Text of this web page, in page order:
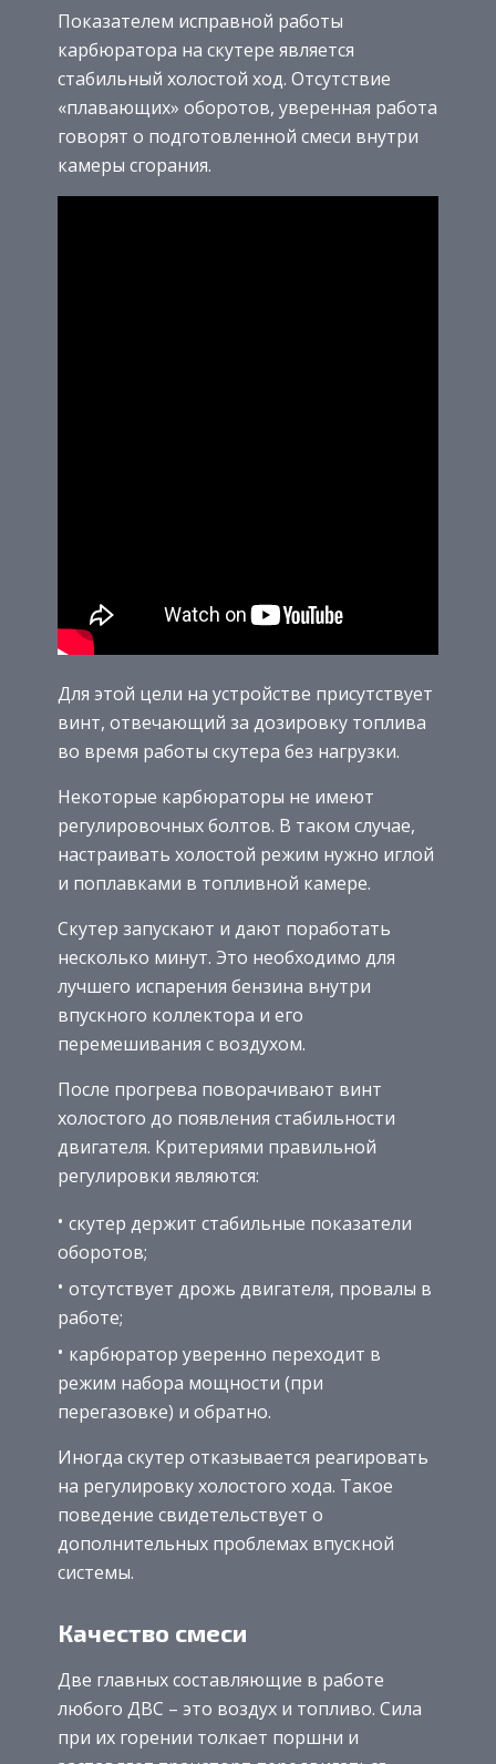
Показателем исправной работы
карбюратора на скутере является
стабильный холостой ход. Отсутствие
«плавающих» оборотов, уверенная работа
говорят о подготовленной смеси внутри
камеры сгорания.
Для этой цели на устройстве присутствует
винт, отвечающий за дозировку топлива
во время работы скутера без нагрузки.
Некоторые карбюраторы не имеют
регулировочных болтов. В таком случае,
настраивать холостой режим нужно иглой
и поплавками в топливной камере.
Скутер запускают и дают поработать
несколько минут. Это необходимо для
лучшего испарения бензина внутри
впускного коллектора и его
перемешивания с воздухом.
После прогрева поворачивают винт
холостого до появления стабильности
двигателя. Критериями правильной
регулировки являются:
скутер держит стабильные показатели
оборотов;
отсутствует дрожь двигателя, провалы в
работе;
карбюратор уверенно переходит в
режим набора мощности (при
перегазовке) и обратно.
Иногда скутер отказывается реагировать
на регулировку холостого хода. Такое
поведение свидетельствует о
дополнительных проблемах впускной
системы.
Качество смеси
Две главных составляющие в работе
любого ДВС – это воздух и топливо. Сила
при их горении толкает поршни и